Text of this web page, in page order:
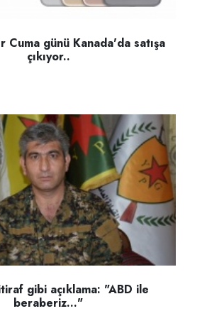
Cuma günü Kanada'da satışa
çıkıyor..
gibi açıklama: "ABD ile
beraberiz..."